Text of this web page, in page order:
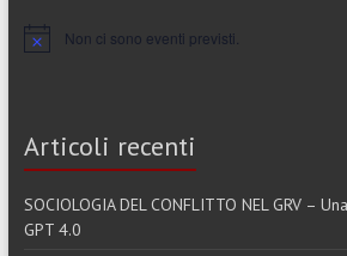
N
e
Non ci sono eventi previsti.
Articoli recenti
SOCIOLOGIA DEL CONFLITTO NEL GRV –
GPT 4.0